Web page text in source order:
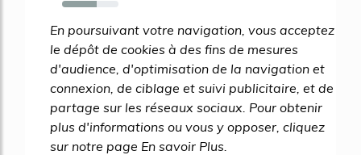
61%
En poursuivant votre navigation, vous acceptez
le dépôt de cookies à des fins de mesures
d'audience, d'optimisation de la navigation et
connexion, de ciblage et suivi publicitaire, et de
partage sur les réseaux sociaux. Pour obtenir
plus d'informations ou vous y opposer, cliquez
sur notre page En savoir Plus.